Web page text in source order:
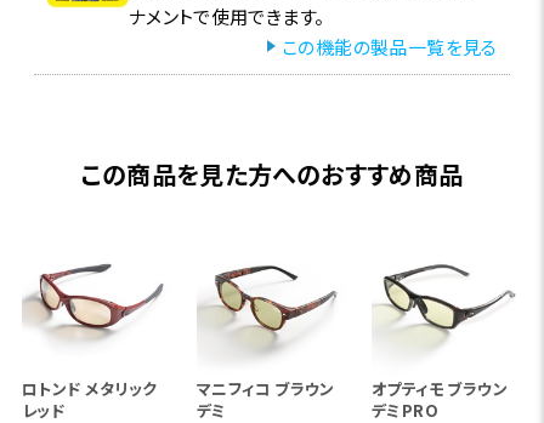
ナメントで使用できます。
この機能の製品一覧を見る
この商品を見た方へのおすすめ商品
ロトンド メタリック
レッド
マニフィコ ブラウン
デミ
オプティモ ブラウン
デミPRO